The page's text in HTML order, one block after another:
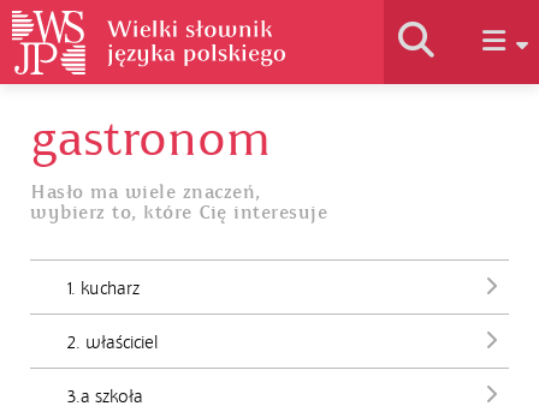
Historia słownika
Jak korzystać
gastronom
Hasło ma wiele znaczeń,
wybierz to, które Cię interesuje
1. kucharz
2. właściciel
3.a szkoła